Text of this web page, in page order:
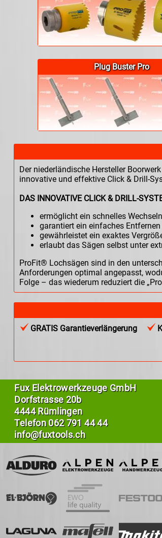
Plug Buster Pro
Der niederländische Hersteller
innovative und effektive Click & Drill-
DAS INNOVATIVE CLICK & DRILL-
ermöglicht ein schnelles
garantiert ein einfaches
gewährleistet ein exaktes
erlaubt das Sägen selbst unter
ProFit® Lochsägen sind in den
Anforderungen optimal angepasst,
Folge – das wiederum reduziert die
GRATIS Garantieverlängerung
Fux Elektrowerkzeuge GmbH
Dorfstrasse 20b
4444 Rümlingen
Telefon062 791 44 44
info@fuxtools.ch